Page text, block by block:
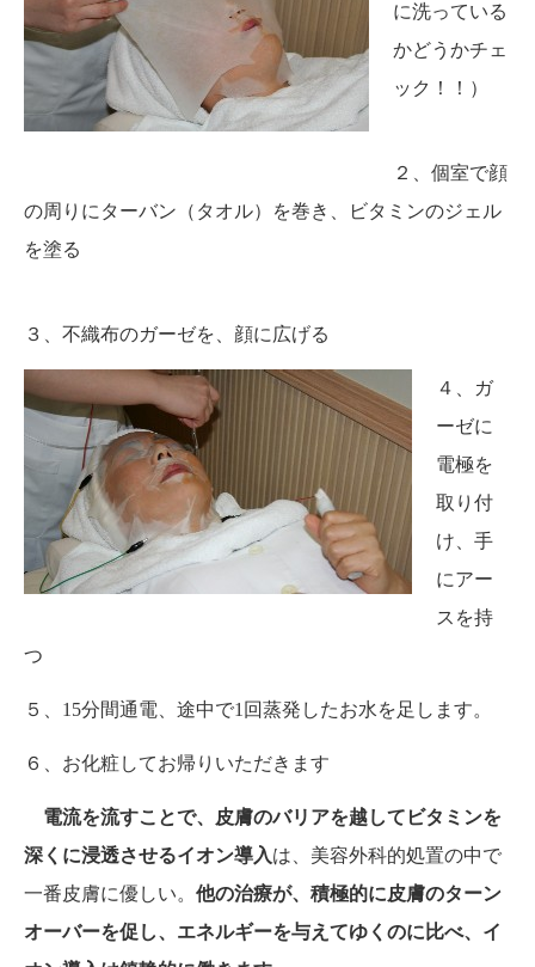
に洗っている
かどうかチェ
ック！！）
２、個室で顔
の周りにターバン（タオル）を巻き、ビタミンのジェル
を塗る
３、不織布のガーゼを、顔に広げる
４、ガ
ーゼに
電極を
取り付
け、手
にアー
スを持
つ
５、15分間通電、途中で1回蒸発したお水を足します。
６、お化粧してお帰りいただきます
電流を流すことで、皮膚のバリアを越してビタミンを
深くに浸透させるイオン導入は、美容外科的処置の中で
一番皮膚に優しい。 他の治療が、積極的に皮膚のターン
オーバーを促し、エネルギーを与えてゆくのに比べ、イ